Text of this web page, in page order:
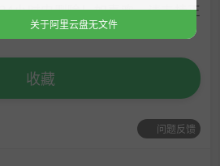
小时内删除！如喜欢，请支持正
收藏
问题反馈
关于阿里云盘无文件